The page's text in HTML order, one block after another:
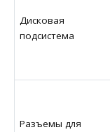
Дисковая
подсистема
Разъемы для